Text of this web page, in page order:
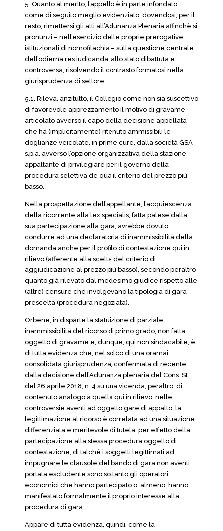
5. Quanto al merito, l’appello è in parte infondato,
come di seguito meglio evidenziato, dovendosi, per il
resto, rimettersi gli atti all’Adunanza Plenaria affinchè si
pronunzi – nell’esercizio delle proprie prerogative
istituzionali di nomofilachia – sulla questione centrale
dell’odierna res iudicanda, allo stato dibattuta e
controversa, risolvendo il contrasto formatosi nella
giurisprudenza di settore.
5.1. Rileva, anzitutto, il Collegio come non sia suscettivo
di favorevole apprezzamento il motivo di gravame
articolato avverso il capo della decisione appellata
che ha (implicitamente) ritenuto ammissibili le
doglianze veicolate, in prime cure, dalla società GSA
s.p.a. avverso l’opzione organizzativa della stazione
appaltante di privilegiare per il governo della
procedura selettiva de qua il criterio del prezzo più
basso.
Nella prospettazione dell’appellante, l’acquiescenza
della ricorrente alla lex specialis, fatta palese dalla
sua partecipazione alla gara, avrebbe dovuto
condurre ad una declaratoria di inammissibilità della
domanda anche per il profilo di contestazione qui in
rilievo (afferente alla scelta del criterio di
aggiudicazione al prezzo più basso), secondo peraltro
quanto già rilevato dal medesimo giudice rispetto alle
(altre) censure che involgevano la tipologia di gara
prescelta (procedura negoziata).
Orbene, in disparte la statuizione di parziale
inammissibilità del ricorso di primo grado, non fatta
oggetto di gravame e, dunque, qui non sindacabile, è
di tutta evidenza che, nel solco di una oramai
consolidata giurisprudenza, confermata di recente
dalla decisione dell’Adunanza plenaria del Cons. St.,
del 26 aprile 2018, n. 4 su una vicenda, peraltro, di
contenuto analogo a quella qui in rilievo, nelle
controversie aventi ad oggetto gare di appalto, la
legittimazione al ricorso è correlata ad una situazione
differenziata e meritevole di tutela, per effetto della
partecipazione alla stessa procedura oggetto di
contestazione, di talchè i soggetti legittimati ad
impugnare le clausole del bando di gara non aventi
portata escludente sono soltanto gli operatori
economici che hanno partecipato o, almeno, hanno
manifestato formalmente il proprio interesse alla
procedura di gara.
Appare di tutta evidenza, quindi, come la